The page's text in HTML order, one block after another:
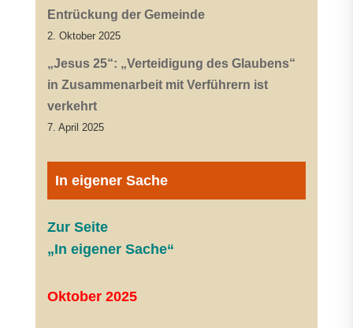
Entrückung der Gemeinde
2. Oktober 2025
„Jesus 25“: „Verteidigung des Glaubens“
in Zusammenarbeit mit Verführern ist
verkehrt
7. April 2025
In eigener Sache
Zur Seite
„In eigener Sache“
Oktober 2025